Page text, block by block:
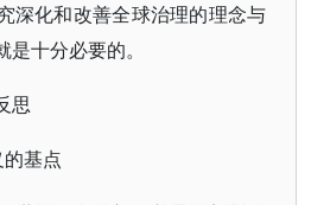
深化和改善全球治理的理念与
十分必要的。
思
基点